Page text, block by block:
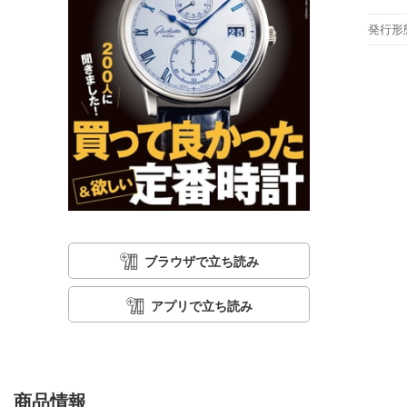
ブラウザで立ち読み
アプリで立ち読み
発行形
商品情報